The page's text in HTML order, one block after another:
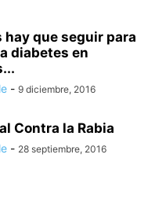
hay que seguir para
diabetes en
- 9 diciembre, 2016
Contra la Rabia
- 28 septiembre, 2016